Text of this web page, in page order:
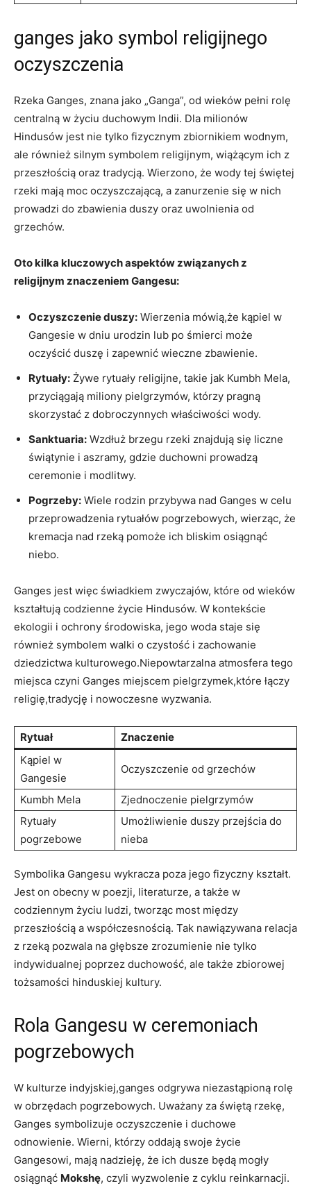
ganges jako symbol religijnego
oczyszczenia
Rzeka Ganges, znana jako „Ganga”, od wieków pełni rolę
centralną w życiu duchowym Indii. Dla milionów
Hindusów jest nie tylko fizycznym zbiornikiem wodnym,
ale również silnym symbolem religijnym, wiążącym ich z
przeszłością oraz tradycją. Wierzono, że wody tej świętej
rzeki mają moc oczyszczającą, a zanurzenie się w nich
prowadzi do zbawienia duszy oraz uwolnienia od
grzechów.
Oto kilka kluczowych aspektów związanych z
religijnym znaczeniem Gangesu:
Oczyszczenie duszy: Wierzenia mówią,że kąpiel w
Gangesie w dniu urodzin lub po śmierci może
oczyścić duszę i zapewnić wieczne zbawienie.
Rytuały: Żywe rytuały religijne, takie jak Kumbh Mela,
przyciągają miliony pielgrzymów, którzy pragną
skorzystać z dobroczynnych właściwości wody.
Sanktuaria: Wzdłuż brzegu rzeki znajdują się liczne
świątynie i aszramy, gdzie duchowni prowadzą
ceremonie i modlitwy.
Pogrzeby: Wiele rodzin przybywa nad Ganges w celu
przeprowadzenia rytuałów pogrzebowych, wierząc, że
kremacja nad rzeką pomoże ich bliskim osiągnąć
niebo.
Ganges jest więc świadkiem zwyczajów, które od wieków
kształtują codzienne życie Hindusów. W kontekście
ekologii i ochrony środowiska, jego woda staje się
również symbolem walki o czystość i zachowanie
dziedzictwa kulturowego.Niepowtarzalna atmosfera tego
miejsca czyni Ganges miejscem pielgrzymek,które łączy
religię,tradycję i nowoczesne wyzwania.
Rytuał
Znaczenie
Kąpiel w
Gangesie
Oczyszczenie od grzechów
Kumbh Mela
Zjednoczenie pielgrzymów
Rytuały
pogrzebowe
Umożliwienie duszy przejścia do
nieba
Symbolika Gangesu wykracza poza jego fizyczny kształt.
Jest on obecny w poezji, literaturze, a także w
codziennym życiu ludzi, tworząc most między
przeszłością a współczesnością. Tak nawiązywana relacja
z rzeką pozwala na głębsze zrozumienie nie tylko
indywidualnej poprzez duchowość, ale także zbiorowej
tożsamości hinduskiej kultury.
Rola Gangesu w ceremoniach
pogrzebowych
W kulturze indyjskiej,ganges odgrywa niezastąpioną rolę
w obrzędach pogrzebowych. Uważany za świętą rzekę,
Ganges symbolizuje oczyszczenie i duchowe
odnowienie. Wierni, którzy oddają swoje życie
Gangesowi, mają nadzieję, że ich dusze będą mogły
osiągnąć Mokshę, czyli wyzwolenie z cyklu reinkarnacji.